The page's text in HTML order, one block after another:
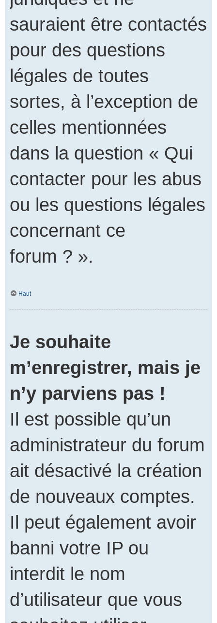
sauraient être contactés
pour des questions
légales de toutes
sortes, à l’exception de
celles mentionnées
dans la question « Qui
contacter pour les abus
ou les questions légales
concernant ce
forum ? ».
Haut
Je souhaite
m’enregistrer, mais je
n’y parviens pas !
Il est possible qu’un
administrateur du forum
ait désactivé la création
de nouveaux comptes.
Il peut également avoir
banni votre IP ou
interdit le nom
d’utilisateur que vous